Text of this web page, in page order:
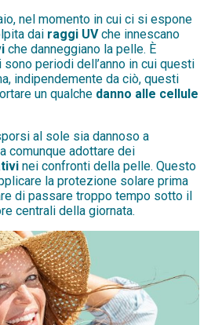
SHOP
AREA RISERVATA
nel momento in cui ci si espone
dai raggi UVche innescano
che danneggiano la pelle. È
periodi dell’anno in cui questi
indipendemente da ciò, questi
un qualche danno alle cellule
al sole sia dannoso a
comunque adottare dei
nei confronti della pelle. Questo
la protezione solare prima
di passare troppo tempo sotto il
centrali della giornata.